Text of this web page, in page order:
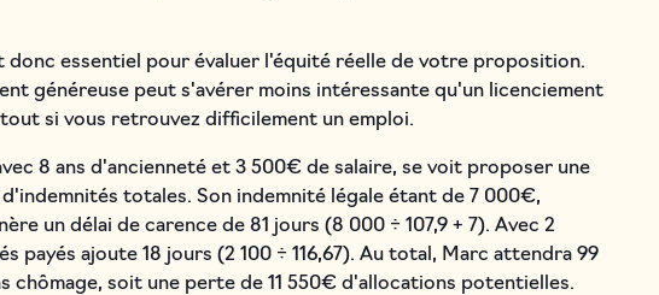
donc essentiel pour évaluer l'équité réelle de votre proposition.
généreuse peut s'avérer moins intéressante qu'un licenciement
si vous retrouvez difficilement un emploi.
8 ans d'ancienneté et 3 500€ de salaire, se voit proposer une
totales. Son indemnité légale étant de 7 000€,
un délai de carence de 81 jours (8 000 ÷ 107,9 + 7). Avec 2
payés ajoute 18 jours (2 100 ÷ 116,67). Au total, Marc attendra 99
chômage, soit une perte de 11 550€ d'allocations potentielles.